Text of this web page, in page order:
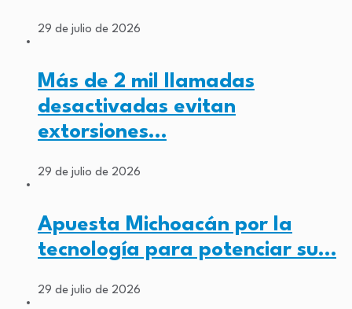
29 de julio de 2026
Más de 2 mil llamadas
desactivadas evitan
extorsiones…
29 de julio de 2026
Apuesta Michoacán por la
tecnología para potenciar su…
29 de julio de 2026